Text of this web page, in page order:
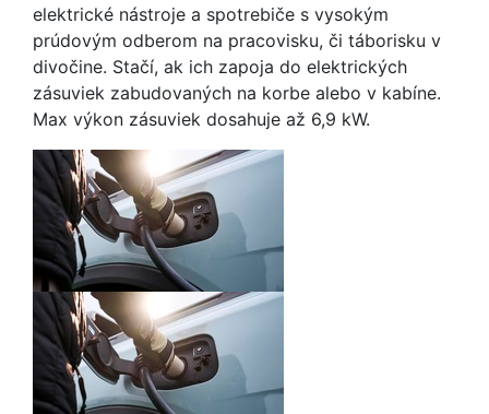
elektrické nástroje a spotrebiče s vysokým
prúdovým odberom na pracovisku, či táborisku v
divočine. Stačí, ak ich zapoja do elektrických
zásuviek zabudovaných na korbe alebo v kabíne.
Max výkon zásuviek dosahuje až 6,9 kW.